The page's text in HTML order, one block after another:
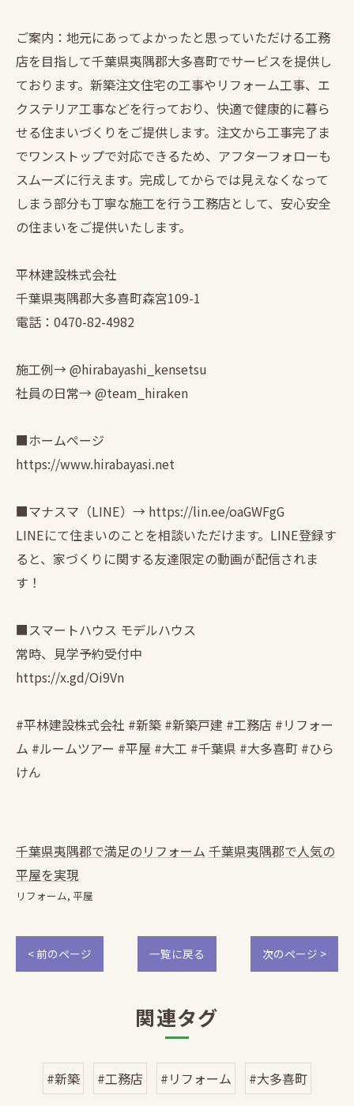
ご案内：地元にあってよかったと思っていただける工務
店を目指して千葉県夷隅郡大多喜町でサービスを提供し
ております。新築注文住宅の工事やリフォーム工事、エ
クステリア工事などを行っており、快適で健康的に暮ら
せる住まいづくりをご提供します。注文から工事完了ま
でワンストップで対応できるため、アフターフォローも
スムーズに行えます。完成してからでは見えなくなって
しまう部分も丁寧な施工を行う工務店として、安心安全
の住まいをご提供いたします。
平林建設株式会社
千葉県夷隅郡大多喜町森宮109-1
電話：0470-82-4982
施工例→ @hirabayashi_kensetsu
社員の日常→ @team_hiraken
■ホームページ
https://www.hirabayasi.net
■マナスマ（LINE）→ https://lin.ee/oaGWFgG
LINEにて住まいのことを相談いただけます。LINE登録す
ると、家づくりに関する友達限定の動画が配信されま
す！
■スマートハウス モデルハウス
常時、見学予約受付中
https://x.gd/Oi9Vn
#平林建設株式会社 #新築 #新築戸建 #工務店 #リフォー
ム #ルームツアー #平屋 #大工 #千葉県 #大多喜町 #ひら
けん
千葉県夷隅郡で満足のリフォーム 千葉県夷隅郡で人気の
平屋を実現
リフォーム 平屋
< 前のページ 一覧に戻る 次のページ >
関連タグ
#新築 #工務店 #リフォーム #大多喜町